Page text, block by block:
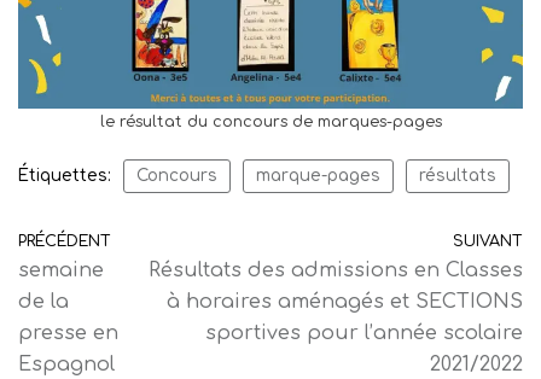
le résultat du concours de marques-pages
Étiquettes: Concours marque-pages résultats
PRÉCÉDENT
semaine
de la
presse en
Espagnol
SUIVANT
Résultats des admissions en Classes
à horaires aménagés et SECTIONS
sportives pour l’année scolaire
2021/2022